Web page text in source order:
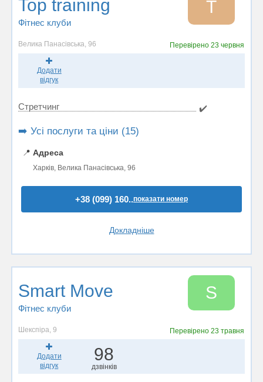
Top training
Фітнес клуби
T
Велика Панасівська, 96 Перевірено23 червня
Додати
відгук
Стретчинг ✔️
➡️ Усі послуги та ціни (15)
📍 Адреса
Харків, Велика Панасівська, 96
+38 (099) 160..показати номер
Докладніше
Smart Move
Фітнес клуби
S
Шекспіра, 9 Перевірено23 травня
Додати
відгук
98
дзвінків